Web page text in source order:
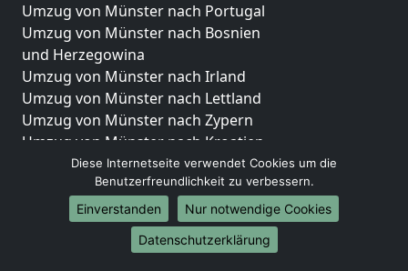
Umzug von Münster nach Portugal
Umzug von Münster nach Bosnien
und Herzegowina
Umzug von Münster nach Irland
Umzug von Münster nach Lettland
Umzug von Münster nach Zypern
Umzug von Münster nach Kroatien
Umzug von Münster nach Estland
Umzug von Münster nach Finnland
Umzug von Münster nach Frankreich
Umzug von Münster nach Griechenland
Umzug von Münster nach Italien
Diese Internetseite verwendet Cookies um die
Benutzerfreundlichkeit zu verbessern.
Einverstanden
Nur notwendige Cookies
Datenschutzerklärung